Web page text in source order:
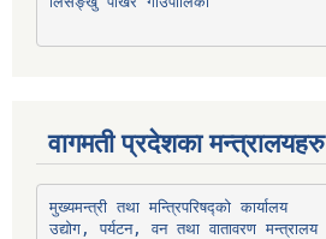
वागमती प्रदेशका मन्त्रालयहरु
मुख्यमन्त्री तथा मन्त्रिपरिषद्को कार्यालय
उद्योग, पर्यटन, वन तथा वातावरण मन्त्रालय